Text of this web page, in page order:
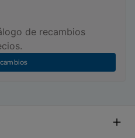
de recambios